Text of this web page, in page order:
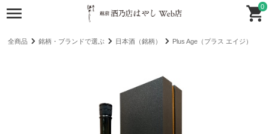
0
全商品 銘柄・ブランドで選ぶ 日本酒（銘柄） Plus Age（プラス エイジ）